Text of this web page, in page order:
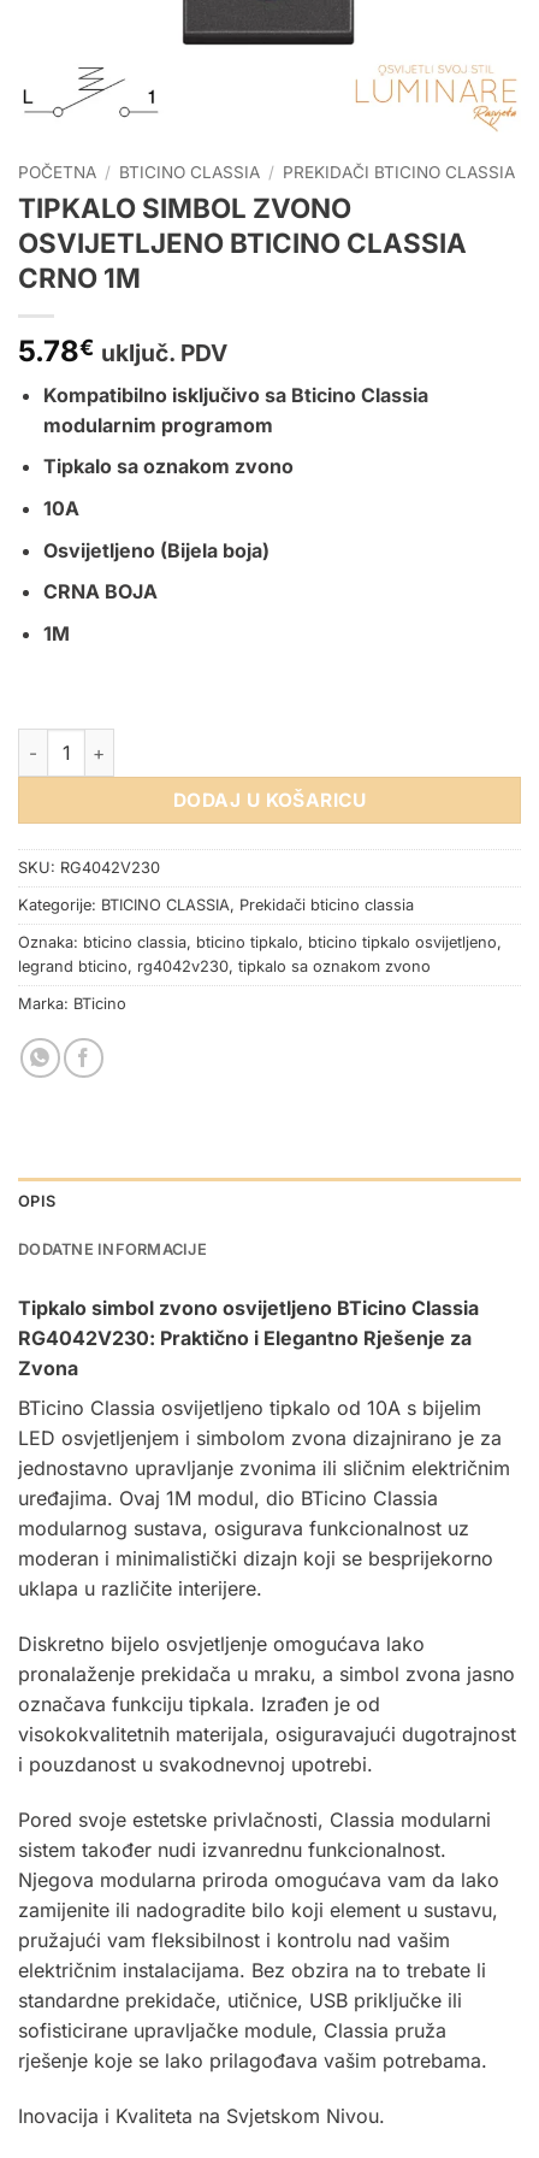
POČETNA / BTICINO CLASSIA / PREKIDAČI BTICINO CLASSIA
TIPKALO SIMBOL ZVONO
OSVIJETLJENO BTICINO CLASSIA
CRNO 1M
5.78€ uključ. PDV
Kompatibilno isključivo sa Bticino Classia
modularnim programom
Tipkalo sa oznakom zvono
10A
Osvijetljeno (Bijela boja)
CRNA BOJA
1M
TIPKALO SIMBOL ZVONO OSVIJETLJENO BTICINO CLASSIA
DODAJ U KOŠARICU
SKU: RG4042V230
Kategorije: BTICINO CLASSIA, Prekidači bticino classia
Oznaka: bticino classia, bticino tipkalo, bticino tipkalo osvijetljeno,
legrand bticino, rg4042v230, tipkalo sa oznakom zvono
Marka: BTicino
OPIS
DODATNE INFORMACIJE
Tipkalo simbol zvono osvijetljeno BTicino Classia
RG4042V230: Praktično i Elegantno Rješenje za
Zvona
BTicino Classia osvijetljeno tipkalo od 10A s bijelim
LED osvjetljenjem i simbolom zvona dizajnirano je za
jednostavno upravljanje zvonima ili sličnim električnim
uređajima. Ovaj 1M modul, dio BTicino Classia
modularnog sustava, osigurava funkcionalnost uz
moderan i minimalistički dizajn koji se besprijekorno
uklapa u različite interijere.
Diskretno bijelo osvjetljenje omogućava lako
pronalaženje prekidača u mraku, a simbol zvona jasno
označava funkciju tipkala. Izrađen je od
visokokvalitetnih materijala, osiguravajući dugotrajnost
i pouzdanost u svakodnevnoj upotrebi.
Pored svoje estetske privlačnosti, Classia modularni
sistem također nudi izvanrednu funkcionalnost.
Njegova modularna priroda omogućava vam da lako
zamijenite ili nadogradite bilo koji element u sustavu,
pružajući vam fleksibilnost i kontrolu nad vašim
električnim instalacijama. Bez obzira na to trebate li
standardne prekidače, utičnice, USB priključke ili
sofisticirane upravljačke module, Classia pruža
rješenje koje se lako prilagođava vašim potrebama.
Inovacija i Kvaliteta na Svjetskom Nivou.